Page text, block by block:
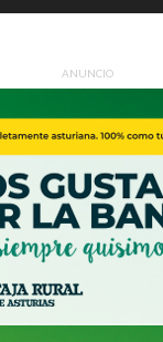
ANUNCIO